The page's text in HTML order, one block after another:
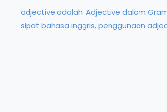
Bahasa
Inggris
adjective adalah,Adjective dalam
sipat bahasa inggris,penggunaan